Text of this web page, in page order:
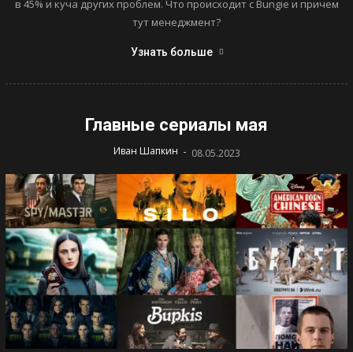
в 45% и куча других проблем. Что происходит с Bungie и причем
тут менеджмент?
Узнать больше
Главные сериалы мая
Иван Шапкин - 08.05.2023